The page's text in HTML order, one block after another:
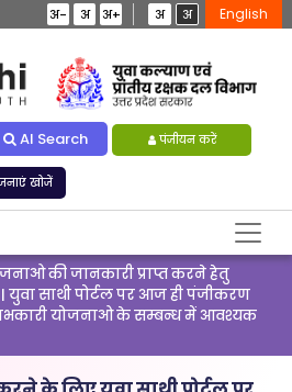
अ- अ अ+ अ अ English
AI Search पंजीयन करें
खोजें
की जानकारी प्राप्त करने हेतु
| युवा साथी पोर्टल पर आज ही पंजीकरण
योजनाओ के सम्बन्ध में आवश्यक